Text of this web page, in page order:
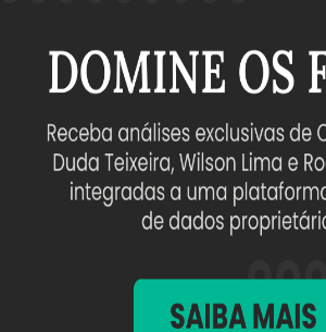
semelhante ao que hoje mobiliza
brasileiro: como impedir que uma
desperdício fiscal.
Sua resposta foi criar um arranjo
separa completamente arrecadação
Government Pension Fund Global,
soberano do planeta. Os recursos